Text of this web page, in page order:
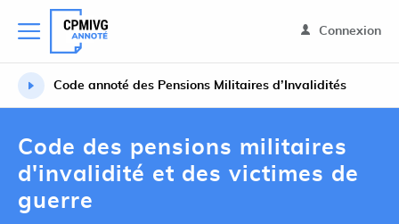
Connexion
Code annoté des Pensions Militaires d’Invalidités
Code des pensions militaires
d'invalidité et des victimes de
guerre